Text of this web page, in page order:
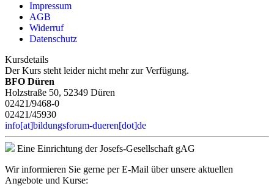
Impressum
AGB
Widerruf
Datenschutz
Kursdetails
Der Kurs steht leider nicht mehr zur Verfügung.
BFO Düren
Holzstraße 50, 52349 Düren
02421/9468-0
02421/45930
info[at]bildungsforum-dueren[dot]de
Eine Einrichtung der Josefs-Gesellschaft gAG
Wir informieren Sie gerne per E-Mail über unsere aktuellen
Angebote und Kurse: